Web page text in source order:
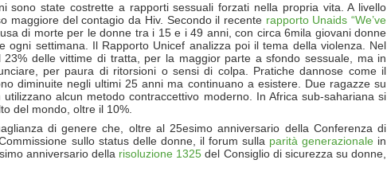
state costrette a rapporti sessuali forzati nella propria vita. A livello
maggiore del contagio da Hiv. Secondo il recente rapporto Unaids “We’ve
di morte per le donne tra i 15 e i 49 anni, con circa 6mila giovani donne
ogni settimana. Il Rapporto Unicef analizza poi il tema della violenza. Nel
delle vittime di tratta, per la maggior parte a sfondo sessuale, ma in
per paura di ritorsioni o sensi di colpa. Pratiche dannose come il
diminuite negli ultimi 25 anni ma continuano a esistere. Due ragazze su
alcun metodo contraccettivo moderno. In Africa sub-sahariana si
del mondo, oltre il 10%.
di genere che, oltre al 25esimo anniversario della Conferenza di
sullo status delle donne, il forum sulla parità generazionale in
anniversario della risoluzione 1325 del Consiglio di sicurezza su donne,